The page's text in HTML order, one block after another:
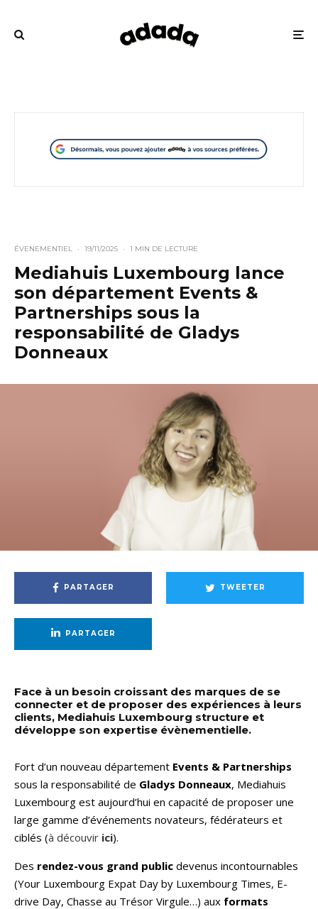
ÉVENEMENTIEL · 19/11/2025 · 1 MIN DE LECTURE
Mediahuis Luxembourg lance
son département Events &
Partnerships sous la
responsabilité de Gladys
Donneaux
PARTAGER TWEETER
PARTAGER
Face à un besoin croissant des marques de se
connecter et de proposer des expériences à leurs
clients, Mediahuis Luxembourg structure et
développe son expertise évènementielle.
Fort d’un nouveau département Events & Partnerships
sous la responsabilité de Gladys Donneaux, Mediahuis
Luxembourg est aujourd’hui en capacité de proposer une
large gamme d’événements novateurs, fédérateurs et
ciblés (à découvir ici).
Des rendez-vous grand public devenus incontournables
(Your Luxembourg Expat Day by Luxembourg Times, E-
drive Day, Chasse au Trésor Virgule…) aux formats